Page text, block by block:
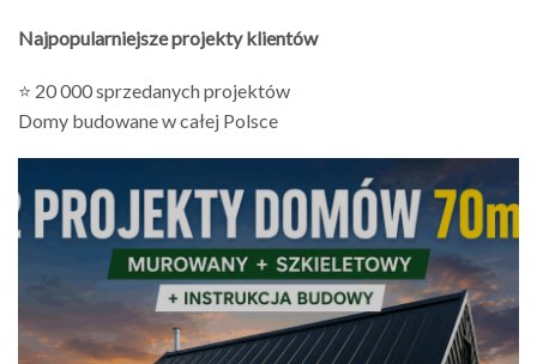
Najpopularniejsze projekty klientów
⭐ 20 000 sprzedanych projektów
Domy budowane w całej Polsce